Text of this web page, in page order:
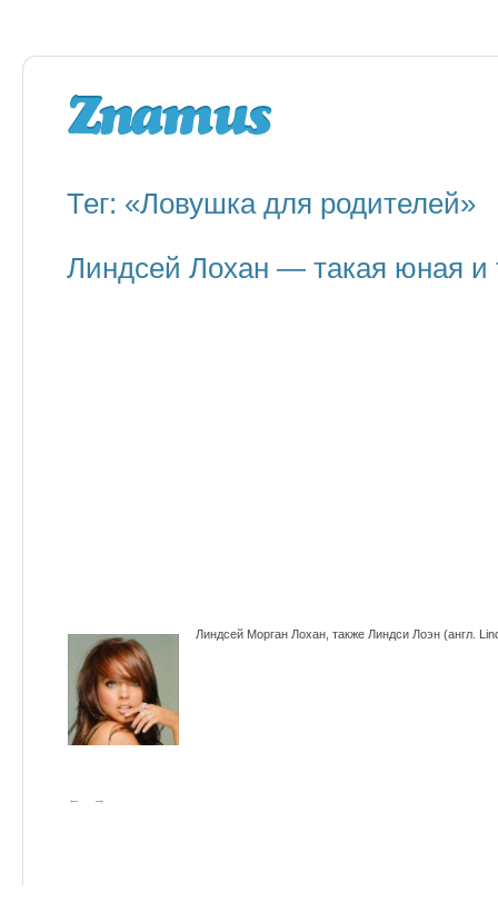
Тег: «Ловушка для родителей»
Линдсей Лохан — такая юная и
Линдсей Морган Лохан, также Линдси Лоэн (англ.
← →